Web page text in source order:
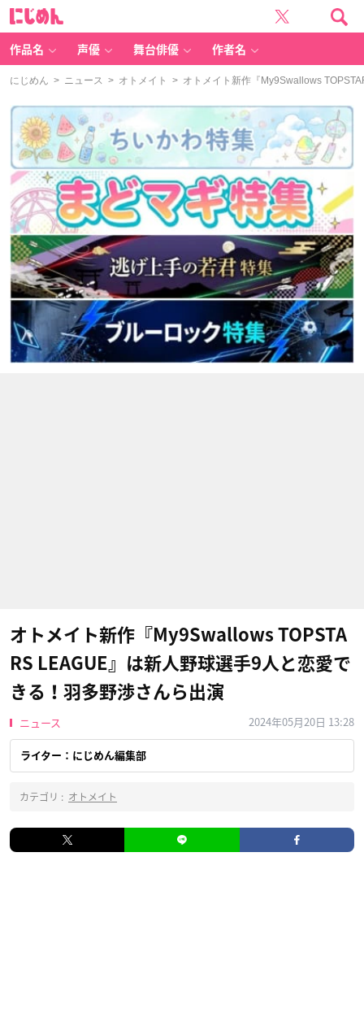
作品名 声優 舞台俳優 作者名
にじめん > ニュース > オトメイト > オトメイト新作『My9Swallows
オトメイト新作『My9Swallows TOPSTA
RS LEAGUE』は新人野球選手9人と恋愛で
きる！羽多野渉さんら出演
ニュース 2024年05月20日 13:28
ライター：にじめん編集部
カテゴリ : オトメイト